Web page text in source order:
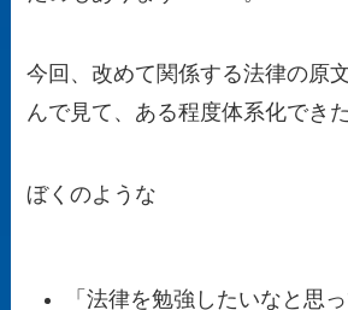
今回、改めて関係する法律の原
んで見て、ある程度体系化でき
ぼくのような
「法律を勉強したいなと思